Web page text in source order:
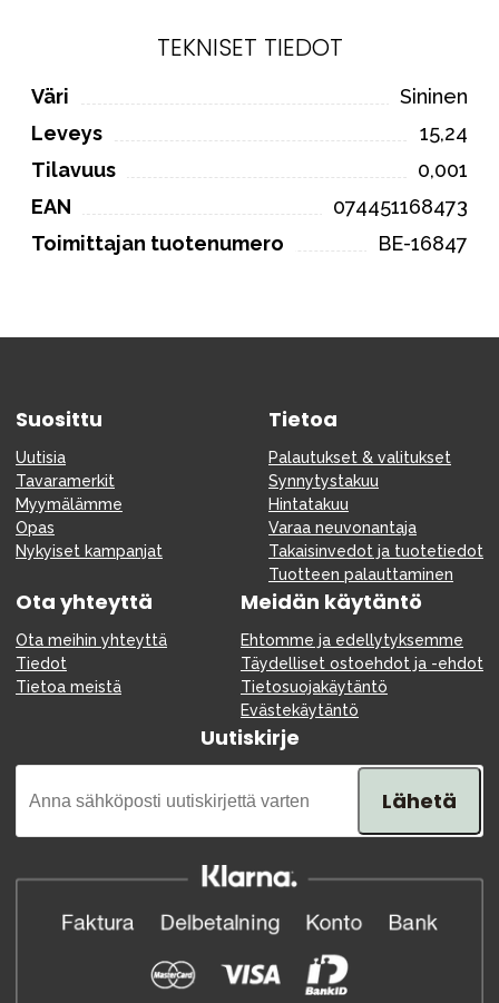
TEKNISET TIEDOT
Väri
Sininen
Leveys
15,24
Tilavuus
0,001
EAN
074451168473
Toimittajan tuotenumero
BE-16847
Suosittu
Uutisia
Tavaramerkit
Myymälämme
Opas
Nykyiset kampanjat
Tietoa
Palautukset & valitukset
Synnytystakuu
Hintatakuu
Varaa neuvonantaja
Takaisinvedot ja tuotetiedot
Tuotteen palauttaminen
Ota yhteyttä
Ota meihin yhteyttä
Tiedot
Tietoa meistä
Meidän käytäntö
Ehtomme ja edellytyksemme
Täydelliset ostoehdot ja -ehdot
Tietosuojakäytäntö
Evästekäytäntö
Uutiskirje
Lähetä